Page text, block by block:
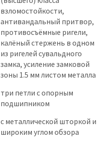
взломостойкости,
антивандальный притвор,
противосъёмные ригели,
калёный стержень в одном
из ригелей сувальдного
замка, усиление замковой
зоны 1.5 мм листом металла
три петли с опорным
подшипником
с металлической шторкой и
широким углом обзора